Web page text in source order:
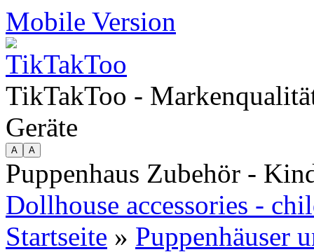
Mobile Version
TikTakToo -
Geräte
Puppenhaus Zubehör -
Dollhouse accessories -
Startseite » Puppenhäuser